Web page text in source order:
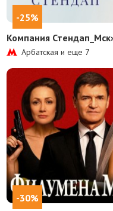
-25%
Компания
Арбатская и еще 7
-30%